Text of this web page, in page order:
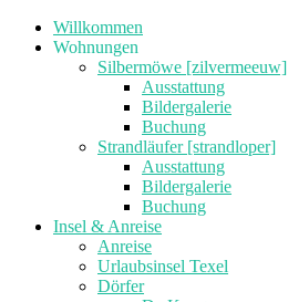
Willkommen
Wohnungen
Silbermöwe [zilvermeeuw]
Ausstattung
Bildergalerie
Buchung
Strandläufer [strandloper]
Ausstattung
Bildergalerie
Buchung
Insel & Anreise
Anreise
Urlaubsinsel Texel
Dörfer